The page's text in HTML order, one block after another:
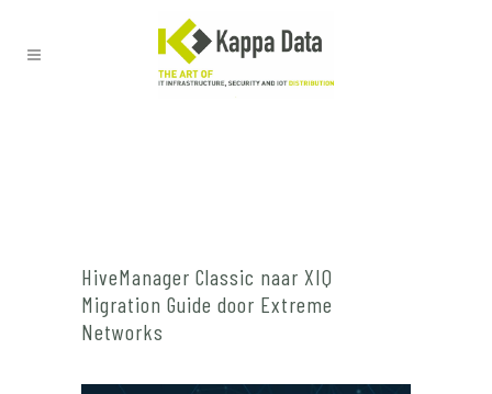
HiveManager Classic naar XIQ
Migration Guide door Extreme
Networks